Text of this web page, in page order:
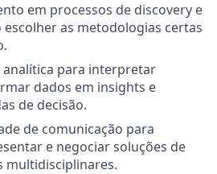
em processos de discovery e
escolher as metodologias certas
analítica para interpretar
dados em insights e
de decisão.
de comunicação para
e negociar soluções de
multidisciplinares.